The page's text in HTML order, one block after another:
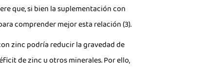
que, si bien la suplementación con
comprender mejor esta relación (3).
zinc podría reducir la gravedad de
de zinc u otros minerales. Por ello,